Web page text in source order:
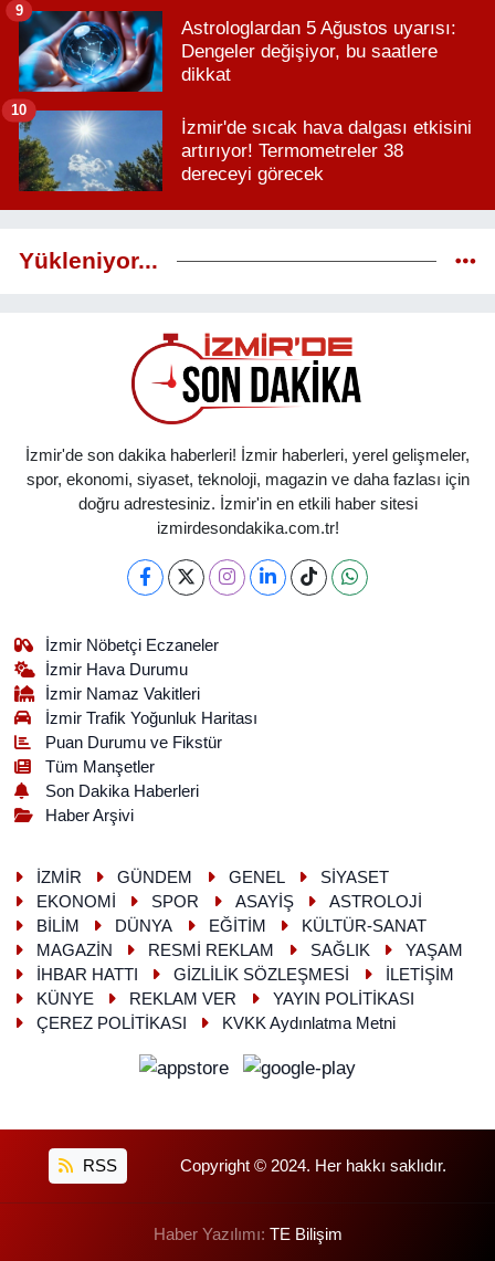
Astrologlardan 5 Ağustos uyarısı:
Dengeler değişiyor, bu saatlere
dikkat
9
İzmir'de sıcak hava dalgası etkisini
artırıyor! Termometreler 38
dereceyi görecek
10
Yükleniyor...
İzmir'de son dakika haberleri! İzmir haberleri, yerel gelişmeler,
spor, ekonomi, siyaset, teknoloji, magazin ve daha fazlası için
doğru adrestesiniz. İzmir'in en etkili haber sitesi
izmirdesondakika.com.tr!
İzmir Nöbetçi Eczaneler
İzmir Hava Durumu
İzmir Namaz Vakitleri
İzmir Trafik Yoğunluk Haritası
Puan Durumu ve Fikstür
Tüm Manşetler
Son Dakika Haberleri
Haber Arşivi
İZMİR GÜNDEM GENEL
SİYASET
EKONOMİ
SPOR ASAYİŞ
ASTROLOJİ
BİLİM
DÜNYA EĞİTİM
KÜLTÜR-SANAT
MAGAZİN
RESMİ REKLAM SAĞLIK
YAŞAM
İHBAR HATTI
GİZLİLİK SÖZLEŞMESİ
İLETİŞİM
KÜNYE
REKLAM VER
YAYIN POLİTİKASI
ÇEREZ POLİTİKASI
KVKK Aydınlatma Metni
RSS Copyright © 2024. Her hakkı saklıdır.
Haber Yazılımı: TE Bilişim